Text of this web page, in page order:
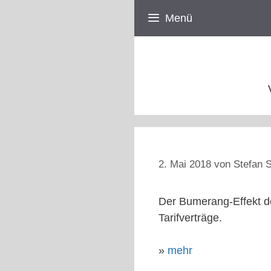
Menü
2. Mai 2018 von Stefan
Der Bumerang-Effekt
Tarifverträge.
» mehr